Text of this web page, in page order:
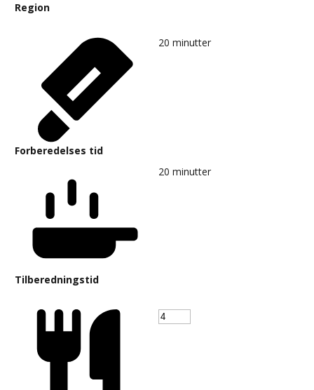
Region
Forberedelses tid
20 minutter
Tilberedningstid
20 minutter